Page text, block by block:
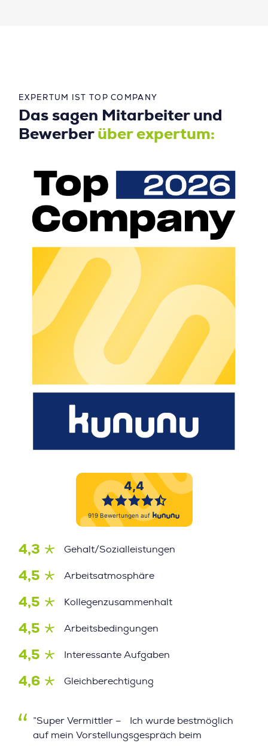
EXPERTUM IST TOP COMPANY
Das sagen Mitarbeiter und
Bewerber über expertum:
4,3 Gehalt/Sozialleistungen
4,5 Arbeitsatmosphäre
4,5 Kollegenzusammenhalt
4,5 Arbeitsbedingungen
4,5 Interessante Aufgaben
4,6 Gleichberechtigung
”Super Vermittler – Ich wurde bestmöglich
auf mein Vorstellungsgespräch beim